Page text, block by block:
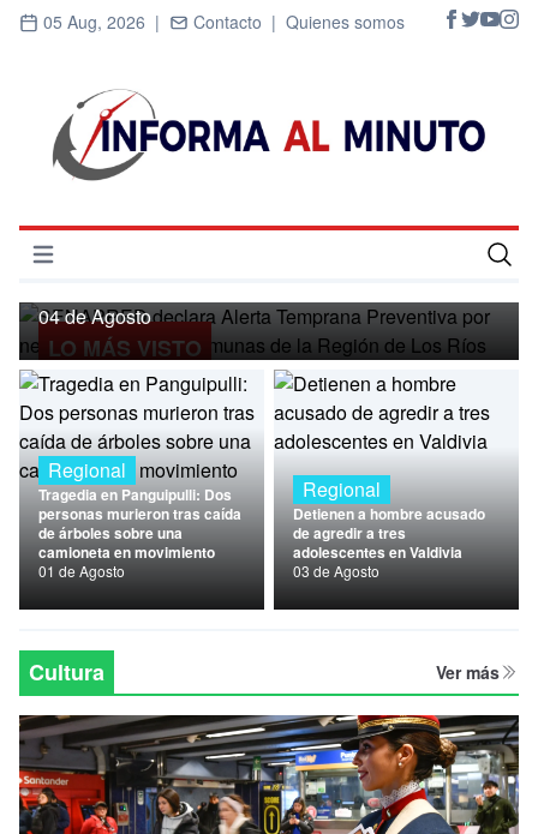
05 Aug, 2026 | Contacto | Quienes somos
Abrir menú
Inicio
Cultura
Deportes
Economía
Entrevistas
Nacional
Política
Regional
LO MÁS VISTO
Regional
SENAPRED declara Alerta Temprana
Preventiva por nevadas para ocho
04 de Agosto
Regional
Tragedia en Panguipulli: Dos
personas murieron tras caída
de árboles sobre una
camioneta en movimiento
01 de Agosto
Regional
Detienen a hombre acusado
de agredir a tres
adolescentes en Valdivia
03 de Agosto
Cultura Ver más